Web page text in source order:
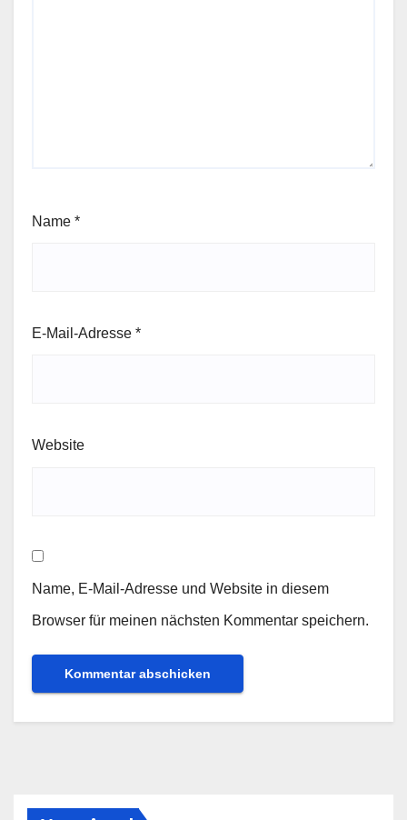
Name *
E-Mail-Adresse *
Website
Name, E-Mail-Adresse und Website in diesem
Browser für meinen nächsten Kommentar speichern.